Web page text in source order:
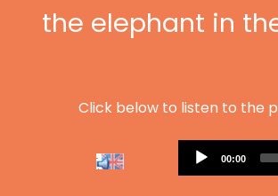
the elephant in
Click below to listen to the
Current
00:00